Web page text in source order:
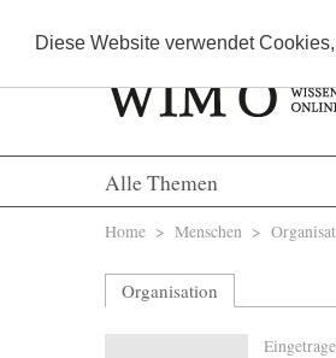
Diese Website verwendet
Alle Themen
Sie sind hier
Home > Menschen >
Organisation